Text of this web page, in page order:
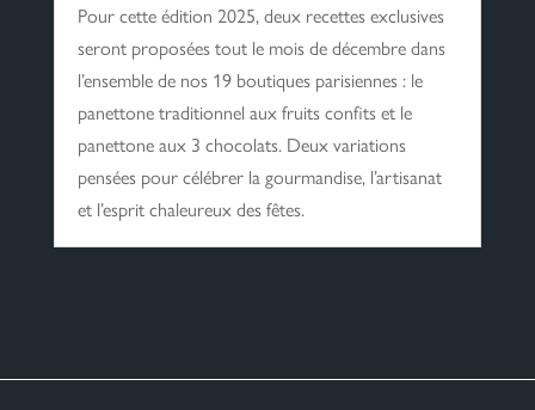
Pour cette édition 2025, deux recettes exclusives
seront proposées tout le mois de décembre dans
l’ensemble de nos 19 boutiques parisiennes : le
panettone traditionnel aux fruits confits et le
panettone aux 3 chocolats. Deux variations
pensées pour célébrer la gourmandise, l’artisanat
et l’esprit chaleureux des fêtes.